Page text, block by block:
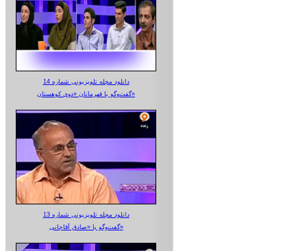
دانلود مجله تلویزیونی شماره 14
گفت‌وگو با قهرمانان «دوی کوهستان»
دانلود مجله تلویزیونی شماره 13
گفت‌وگو با «صادق آقاجانی»